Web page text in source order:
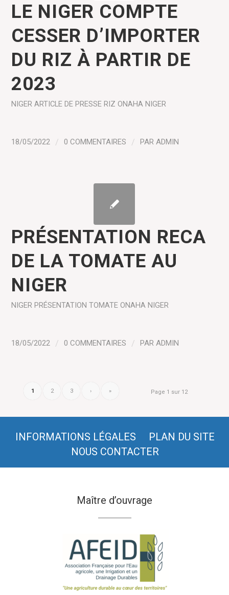
LE NIGER COMPTE
CESSER D’IMPORTER
DU RIZ À PARTIR DE
2023
NIGER ARTICLE DE PRESSE RIZ ONAHA NIGER
18/05/2022 / 0 COMMENTAIRES / PARADMIN
PRÉSENTATION RECA
DE LA TOMATE AU
NIGER
NIGER PRÉSENTATION TOMATE ONAHA NIGER
18/05/2022 / 0 COMMENTAIRES / PARADMIN
Page 1 sur 12
1 2 3 › »
INFORMATIONS LÉGALES
PLAN DU SITE
NOUS CONTACTER
Maître d’ouvrage